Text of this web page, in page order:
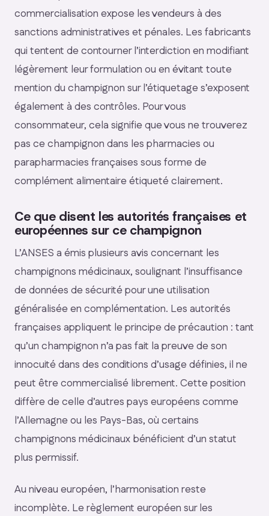
commercialisation expose les vendeurs à des
sanctions administratives et pénales. Les fabricants
qui tentent de contourner l’interdiction en modifiant
légèrement leur formulation ou en évitant toute
mention du champignon sur l’étiquetage s’exposent
également à des contrôles. Pour vous
consommateur, cela signifie que vous ne trouverez
pas ce champignon dans les pharmacies ou
parapharmacies françaises sous forme de
complément alimentaire étiqueté clairement.
Ce que disent les autorités françaises et
européennes sur ce champignon
L’ANSES a émis plusieurs avis concernant les
champignons médicinaux, soulignant l’insuffisance
de données de sécurité pour une utilisation
généralisée en complémentation. Les autorités
françaises appliquent le principe de précaution : tant
qu’un champignon n’a pas fait la preuve de son
innocuité dans des conditions d’usage définies, il ne
peut être commercialisé librement. Cette position
diffère de celle d’autres pays européens comme
l’Allemagne ou les Pays-Bas, où certains
champignons médicinaux bénéficient d’un statut
plus permissif.
Au niveau européen, l’harmonisation reste
incomplète. Le règlement européen sur les